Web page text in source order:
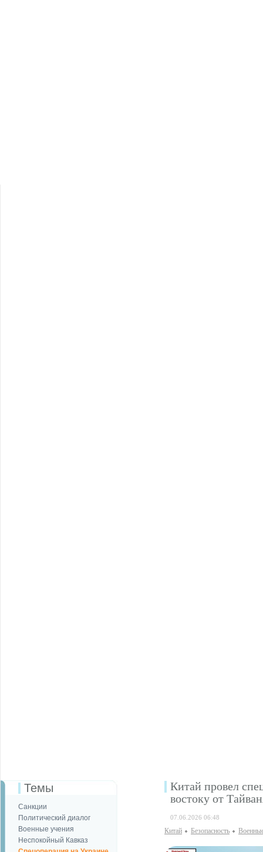
Темы
Санкции
Политический диалог
Военные учения
Неспокойный Кавказ
Китай провел
востоку от
07.06.2026 06:48
Китай Безопаcность